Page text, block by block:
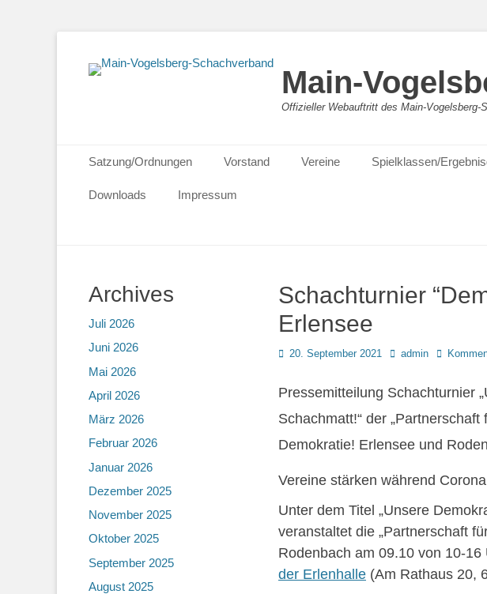
Main-
Offizieller Webauftritt des Main-Vogelsberg-
Primäres Menü
Inhalt
springen
Satzung/Ordnungen Vorstand Vereine Spielklassen/
Downloads
Impressum
Schachturnier
Erlensee
Posted
20. September 2021 Autoradmin
Pressemitteilung Schachturnier
Schachmatt!“ der „Partnerschaft
Demokratie! Erlensee und
Vereine stärken während Corona
Unter dem Titel „Unsere
veranstaltet die „Partnerschaft
Rodenbach am 09.10 von 10-16
der Erlenhalle (Am Rathaus 20,
Archives
Juli 2026
Juni 2026
Mai 2026
April 2026
März 2026
Februar 2026
Januar 2026
Dezember 2025
November 2025
Oktober 2025
September 2025
August 2025